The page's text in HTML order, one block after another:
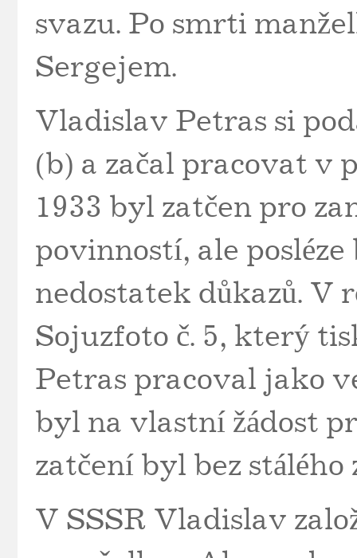
svazu. Po smrti
Sergejem.
Vladislav Petras si
(b) a začal pracovat v
1933 byl zatčen pro
povinností, ale
nedostatek důkazů. V
Sojuzfoto č. 5, který
Petras pracoval jako
byl na vlastní žádost
zatčení byl bez stálého
V SSSR Vladislav